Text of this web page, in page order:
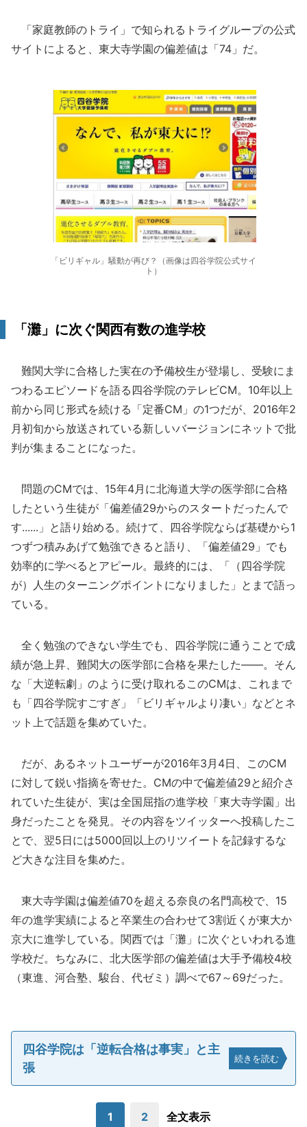
「家庭教師のトライ」で知られるトライグループの公式
サイトによると、東大寺学園の偏差値は「74」だ。
「ビリギャル」騒動が再び？（画像は四谷学院公式サイ
ト）
「灘」に次ぐ関西有数の進学校
難関大学に合格した実在の予備校生が登場し、受験にま
つわるエピソードを語る四谷学院のテレビCM。10年以上
前から同じ形式を続ける「定番CM」の1つだが、2016年2
月初旬から放送されている新しいバージョンにネットで批
判が集まることになった。
問題のCMでは、15年4月に北海道大学の医学部に合格
したという生徒が「偏差値29からのスタートだったんで
す......」と語り始める。続けて、四谷学院ならば基礎から1
つずつ積みあげて勉強できると語り、「偏差値29」でも
効率的に学べるとアピール。最終的には、「（四谷学院
が）人生のターニングポイントになりました」とまで語っ
ている。
全く勉強のできない学生でも、四谷学院に通うことで成
績が急上昇、難関大の医学部に合格を果たした――。そん
な「大逆転劇」のように受け取れるこのCMは、これまで
も「四谷学院すごすぎ」「ビリギャルより凄い」などとネ
ット上で話題を集めていた。
だが、あるネットユーザーが2016年3月4日、このCM
に対して鋭い指摘を寄せた。CMの中で偏差値29と紹介さ
れていた生徒が、実は全国屈指の進学校「東大寺学園」出
身だったことを発見。その内容をツイッターへ投稿したこ
とで、翌5日には5000回以上のリツイートを記録するな
ど大きな注目を集めた。
東大寺学園は偏差値70を超える奈良の名門高校で、15
年の進学実績によると卒業生の合わせて3割近くが東大か
京大に進学している。関西では「灘」に次ぐといわれる進
学校だ。ちなみに、北大医学部の偏差値は大手予備校4校
（東進、河合塾、駿台、代ゼミ）調べで67～69だった。
四谷学院は「逆転合格は事実」と主
張
続きを読む
1 2 全文表示